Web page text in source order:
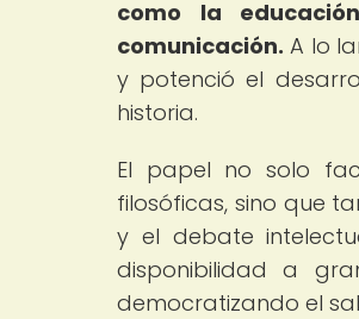
como la
comunicación. A lo
y potenció el
historia.
El papel no solo
filosóficas, sino que
y el debate
disponibilidad a
democratizando el